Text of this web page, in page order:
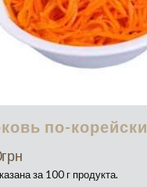
по-корейски
грн
за 100 г продукта.